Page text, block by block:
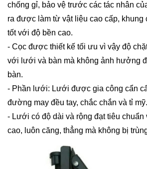
chống gỉ, bảo vệ trước các tác nhân
ra được làm từ vật liệu cao cấp, khung
tốt với độ bền cao.
- Cọc được thiết kế tối ưu vì vậy độ
với lưới và bàn mà không ảnh hưởng
bàn.
- Phần lưới: Lưới được gia công cẩn
đường may đều tay, chắc chắn và tỉ mỹ.
- Lưới có độ dài và rộng đạt tiêu
cao, luôn căng, thẳng mà không bị